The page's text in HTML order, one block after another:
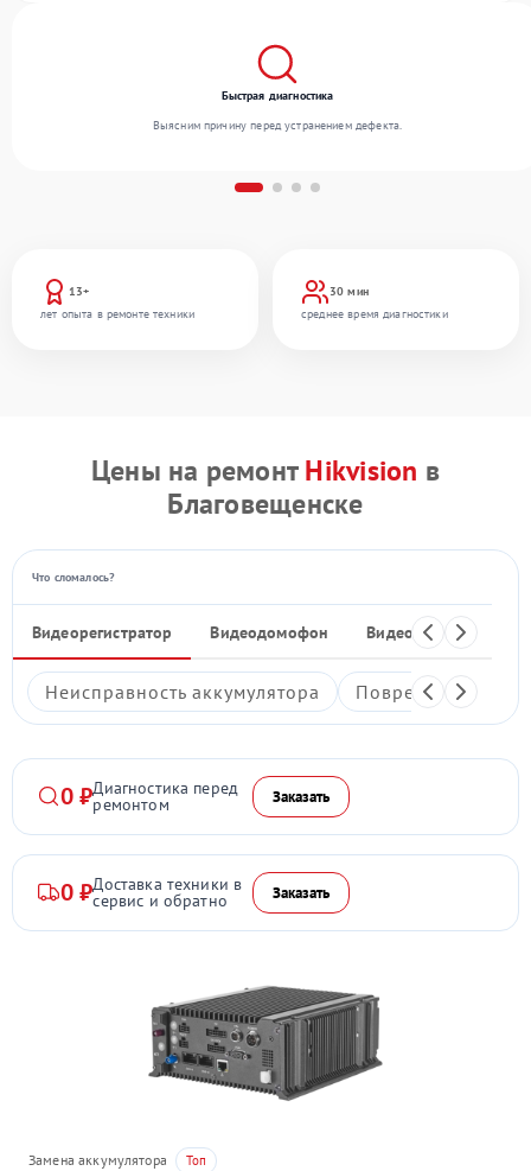
13+
лет опыта в ремонте техники
30 мин
среднее время диагностики
Быстрая диагностика
Выясним причину перед устранением дефекта.
Цены на ремонтHikvision в
Благовещенске
Что сломалось?
Видеорегистратор Видеодомофон Видеостены
Неисправность аккумулятора Повреждение
0 ₽Диагностика перед
ремонтом Заказать
0 ₽Доставка техники в
сервис и обратно Заказать
Замена аккумулятора